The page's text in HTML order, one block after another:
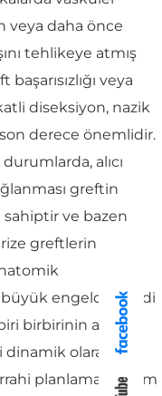
veya daha önce
tehlikeye atmış
veya
diseksiyon, nazik
derece önemlidir.
alıcı
greftin
ve bazen
greftlerin
engeldir. Ciddi
birbirinin aynı
olarak
planlama sağlam